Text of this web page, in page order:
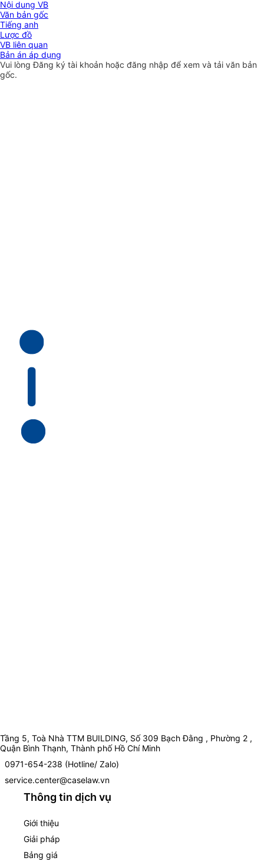
Nội dung VB
Văn bản gốc
Tiếng anh
Lược đồ
VB liên quan
Bản án áp dụng
Vui lòngĐăng ký tài khoản hoặc đăng nhập để xem và tải văn bản
gốc.
Tầng 5, Toà Nhà TTM BUILDING, Số 309 Bạch Đằng , Phường 2 ,
Quận Bình Thạnh, Thành phố Hồ Chí Minh
0971-654-238 (Hotline/ Zalo)
service.center@caselaw.vn
Thông tin dịch vụ
Giới thiệu
Giải pháp
Bảng giá